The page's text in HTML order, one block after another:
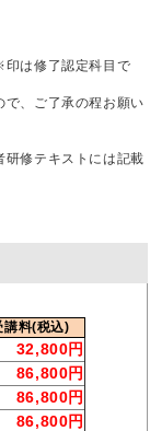
は修了認定科目で
で、ご了承の程お願い
研修テキストには記載
講料(税込)
32,800円
86,800円
86,800円
86,800円